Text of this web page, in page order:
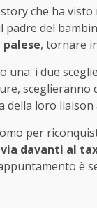
che ha
padre del
palese, tornare
una: i due
loro liaison
per
davanti al
è